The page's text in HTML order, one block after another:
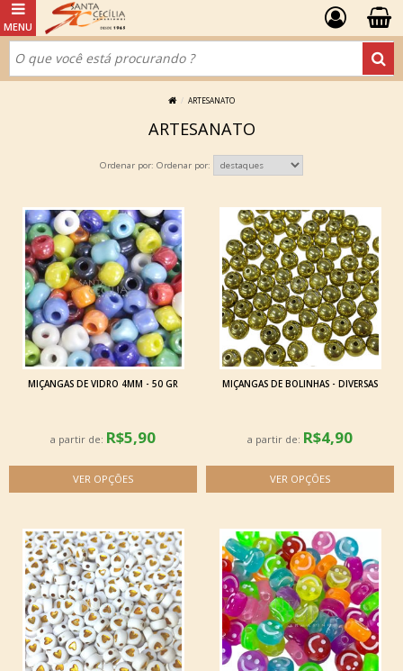
ARTESANATO
ARTESANATO
Ordenar por:
MIÇANGAS DE VIDRO 4MM - 50 GR
a partir de: R$5,90
MIÇANGAS DE BOLINHAS - DIVERSAS
a partir de: R$4,90